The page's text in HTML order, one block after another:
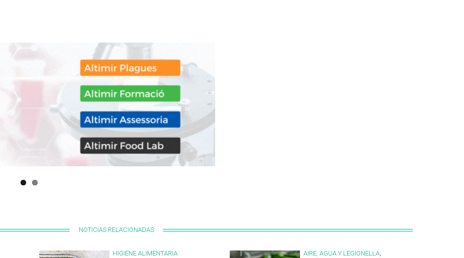
NOTICIAS RELACIONADAS
HIGIENE ALIMENTARIA AIRE, AGUA Y LEGIONELLA,